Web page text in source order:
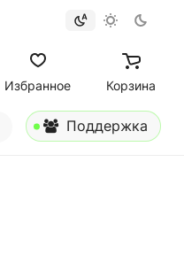
Избранное Корзина
Поддержка